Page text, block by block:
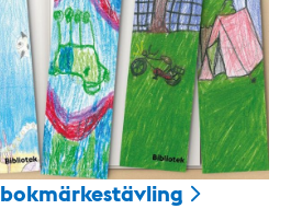
bokmärkestävling